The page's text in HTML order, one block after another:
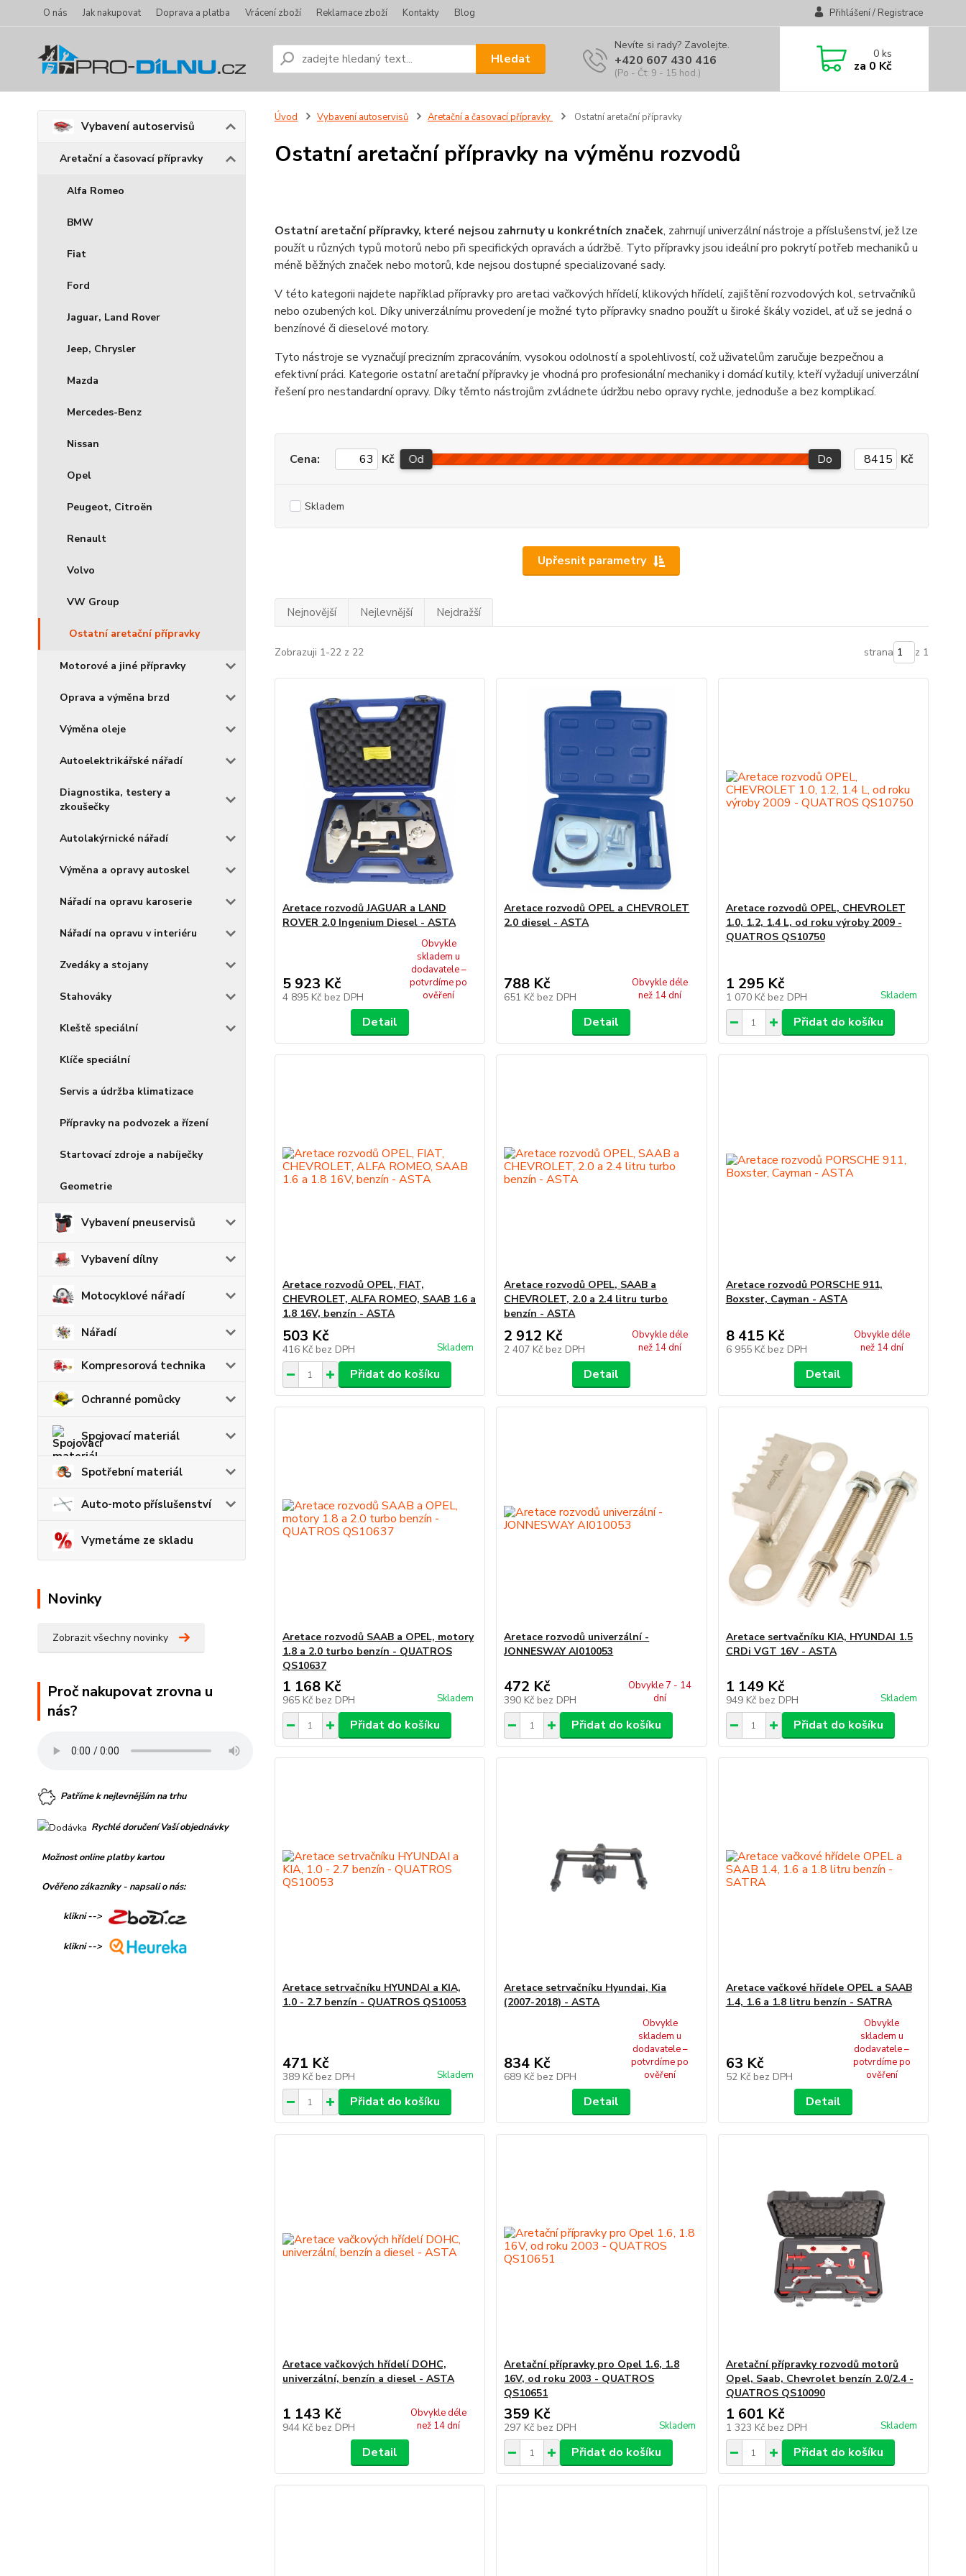
O nás Jak nakupovat Doprava a platba Vrácení zboží Reklamace zboží Kontakty Blog Přihlášení / Registrace
Hledat
Nevíte si rady? Zavolejte.
+420 607 430 416
(Po - Čt: 9 - 15 hod.)
0ks
za 0 Kč
Vybavení autoservisů
Aretační a časovací přípravky
Alfa Romeo
BMW
Fiat
Ford
Jaguar, Land Rover
Jeep, Chrysler
Mazda
Mercedes-Benz
Nissan
Opel
Peugeot, Citroën
Renault
Volvo
VW Group
Ostatní aretační přípravky
Motorové a jiné přípravky
Oprava a výměna brzd
Výměna oleje
Autoelektrikářské nářadí
Diagnostika, testery a
zkoušečky
Autolakýrnické nářadí
Výměna a opravy autoskel
Nářadí na opravu karoserie
Nářadí na opravu v interiéru
Zvedáky a stojany
Stahováky
Kleště speciální
Klíče speciální
Servis a údržba klimatizace
Přípravky na podvozek a řízení
Startovací zdroje a nabíječky
Geometrie
Vybavení pneuservisů
Vybavení dílny
Motocyklové nářadí
Nářadí
Kompresorová technika
Ochranné pomůcky
Spojovací materiál
Spotřební materiál
Auto-moto příslušenství
Vymetáme ze skladu
Novinky
Zobrazit všechny novinky
Proč nakupovat zrovna u
nás?
Patříme k nejlevnějším na trhu
Rychlé doručení Vaší objednávky
Možnost online platby kartou
Ověřeno zákazníky - napsali o nás:
klikni -->
klikni -->
Úvod Vybavení autoservisů Aretační a časovací přípravky Ostatní aretační přípravky
Ostatní aretační přípravky na výměnu rozvodů
Ostatní aretační přípravky, které nejsou zahrnuty u konkrétních značek, zahrnují univerzální nástroje a příslušenství, jež lze
použít u různých typů motorů nebo při specifických opravách a údržbě. Tyto přípravky jsou ideální pro pokrytí potřeb mechaniků u
méně běžných značek nebo motorů, kde nejsou dostupné specializované sady.
V této kategorii najdete například přípravky pro aretaci vačkových hřídelí, klikových hřídelí, zajištění rozvodových kol, setrvačníků
nebo ozubených kol. Díky univerzálnímu provedení je možné tyto přípravky snadno použít u široké škály vozidel, ať už se jedná o
benzínové či dieselové motory.
Tyto nástroje se vyznačují precizním zpracováním, vysokou odolností a spolehlivostí, což uživatelům zaručuje bezpečnou a
efektivní práci. Kategorie ostatní aretační přípravky je vhodná pro profesionální mechaniky i domácí kutily, kteří vyžadují univerzální
řešení pro nestandardní opravy. Díky těmto nástrojům zvládnete údržbu nebo opravy rychle, jednoduše a bez komplikací.
Upřesnit parametry
Cena: Kč Od Do Kč
Skladem
Nejnovější Nejlevnější Nejdražší
Zobrazuji 1-22 z 22 strana z 1
Aretace rozvodů JAGUAR a LAND
ROVER 2.0 Ingenium Diesel - ASTA
5 923 Kč
4 895 Kč bez DPH
Obvykle
skladem u
dodavatele –
potvrdíme po
ověření
Detail
Aretace rozvodů OPEL a CHEVROLET
2.0 diesel - ASTA
788 Kč
651 Kč bez DPH
Obvykle déle
než 14 dní
Detail
Aretace rozvodů OPEL, CHEVROLET
1.0, 1.2, 1.4 L, od roku výroby 2009 -
QUATROS QS10750
1 295 Kč
1 070 Kč bez DPH Skladem
Přidat do košíku
Aretace rozvodů OPEL, FIAT,
CHEVROLET, ALFA ROMEO, SAAB 1.6 a
1.8 16V, benzín - ASTA
503 Kč
416 Kč bez DPH Skladem
Přidat do košíku
Aretace rozvodů OPEL, SAAB a
CHEVROLET, 2.0 a 2.4 litru turbo
benzín - ASTA
2 912 Kč
2 407 Kč bez DPH
Obvykle déle
než 14 dní
Detail
Aretace rozvodů PORSCHE 911,
Boxster, Cayman - ASTA
8 415 Kč
6 955 Kč bez DPH
Obvykle déle
než 14 dní
Detail
Aretace rozvodů SAAB a OPEL, motory
1.8 a 2.0 turbo benzín - QUATROS
QS10637
1 168 Kč
965 Kč bez DPH Skladem
Přidat do košíku
Aretace rozvodů univerzální -
JONNESWAY AI010053
472 Kč
390 Kč bez DPH
Obvykle 7 - 14
dní
Přidat do košíku
Aretace sertvačníku KIA, HYUNDAI 1.5
CRDi VGT 16V - ASTA
1 149 Kč
949 Kč bez DPH Skladem
Přidat do košíku
Aretace setrvačníku HYUNDAI a KIA,
1.0 - 2.7 benzín - QUATROS QS10053
471 Kč
389 Kč bez DPH Skladem
Přidat do košíku
Aretace setrvačníku Hyundai, Kia
(2007-2018) - ASTA
834 Kč
689 Kč bez DPH
Obvykle
skladem u
dodavatele –
potvrdíme po
ověření
Detail
Aretace vačkové hřídele OPEL a SAAB
1.4, 1.6 a 1.8 litru benzín - SATRA
63 Kč
52 Kč bez DPH
Obvykle
skladem u
dodavatele –
potvrdíme po
ověření
Detail
Aretace vačkových hřídelí DOHC,
univerzální, benzín a diesel - ASTA
1 143 Kč
944 Kč bez DPH
Obvykle déle
než 14 dní
Detail
Aretační přípravky pro Opel 1.6, 1.8
16V, od roku 2003 - QUATROS
QS10651
359 Kč
297 Kč bez DPH Skladem
Přidat do košíku
Aretační přípravky rozvodů motorů
Opel, Saab, Chevrolet benzín 2.0/2.4 -
QUATROS QS10090
1 601 Kč
1 323 Kč bez DPH Skladem
Přidat do košíku